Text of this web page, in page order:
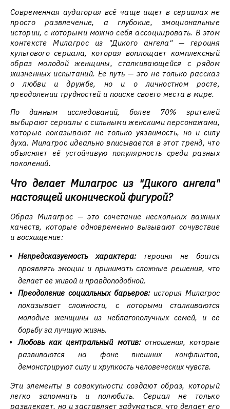
Современная аудитория всё чаще ищет в сериалах не
просто развлечение, а глубокие, эмоциональные
истории, с которыми можно себя ассоциировать. В этом
контексте Милагрос из "Дикого ангела" — героиня
культового сериала, которая воплощает комплексный
образ молодой женщины, сталкивающейся с рядом
жизненных испытаний. Её путь — это не только рассказ
о любви и дружбе, но и о личностном росте,
преодолении трудностей и поиске своего места в мире.
По данным исследований, более 70% зрителей
выбирают сериалы с сильными женскими персонажами,
которые показывают не только уязвимость, но и силу
духа. Милагрос идеально вписывается в этот тренд, что
объясняет её устойчивую популярность среди разных
поколений.
Что делает Милагрос из "Дикого ангела"
настоящей иконической фигурой?
Образ Милагрос — это сочетание нескольких важных
качеств, которые одновременно вызывают сочувствие
и восхищение:
Непредсказуемость характера:героиня не боится
проявлять эмоции и принимать сложные решения, что
делает её живой и правдоподобной.
Преодоление социальных барьеров:история Милагрос
показывает сложности, с которыми сталкиваются
молодые женщины из неблагополучных семей, и её
борьбу за лучшую жизнь.
Любовь как центральный мотив:отношения, которые
развиваются на фоне внешних конфликтов,
демонстрируют силу и хрупкость человеческих чувств.
Эти элементы в совокупности создают образ, который
легко запомнить и полюбить. Сериал не только
развлекает, но и заставляет задуматься, что делает его